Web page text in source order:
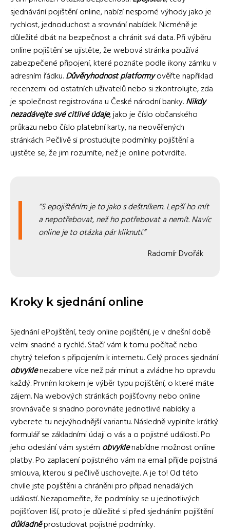
sjednávání pojištění online, nabízí nesporné výhody jako je
rychlost, jednoduchost a srovnání nabídek. Nicméně je
důležité dbát na bezpečnost a chránit svá data. Při výběru
online pojištění se ujistěte, že webová stránka používá
zabezpečené připojení, které poznáte podle ikony zámku v
adresním řádku.Důvěryhodnost platformyověřte například
recenzemi od ostatních uživatelů nebo si zkontrolujte, zda
je společnost registrována u České národní banky.Nikdy
nezadávejte své citlivé údaje, jako je číslo občanského
průkazu nebo číslo platební karty, na neověřených
stránkách. Pečlivě si prostudujte podmínky pojištění a
ujistěte se, že jim rozumíte, než je online potvrdíte.
S epojištěním je to jako s deštníkem. Lepší ho mít
a nepotřebovat, než ho potřebovat a nemít. Navíc
online je to otázka pár kliknutí.
Radomír Dvořák
Kroky k sjednání online
Sjednání ePojištění, tedy online pojištění, je v dnešní době
velmi snadné a rychlé. Stačí vám k tomu počítač nebo
chytrý telefon s připojením k internetu. Celý proces sjednání
obvyklenezabere více než pár minut a zvládne ho opravdu
každý. Prvním krokem je výběr typu pojištění, o které máte
zájem. Na webových stránkách pojišťovny nebo online
srovnávače si snadno porovnáte jednotlivé nabídky a
vyberete tu nejvýhodnější variantu. Následně vyplníte krátký
formulář se základními údaji o vás a o pojistné události. Po
jeho odeslání vám systém obvyklenabídne možnost online
platby. Po zaplacení pojistného vám na email přijde pojistná
smlouva, kterou si pečlivě uschovejte. A je to! Od této
chvíle jste pojištěni a chráněni pro případ nenadálých
událostí. Nezapomeňte, že podmínky se u jednotlivých
pojišťoven liší, proto je důležité si před sjednáním pojištění
důkladněprostudovat pojistné podmínky.